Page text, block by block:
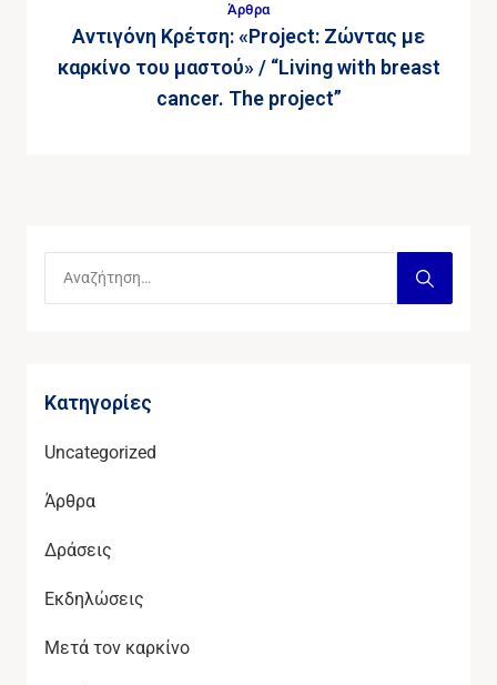
Άρθρα
Αντιγόνη Κρέτση: «Project: Ζώντας με
καρκίνο του μαστού» / “Living with breast
cancer. The project”
Kατηγορίες
Uncategorized
Άρθρα
Δράσεις
Εκδηλώσεις
Μετά τον καρκίνο